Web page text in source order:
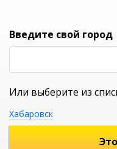
УНИВЕРСАЛЬНЫЙ
Введите свой город
Или выберите из
Хабаровск